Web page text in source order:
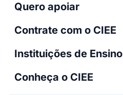
Quero apoiar
Contrate com o CIEE
Instituições de Ensino
Conheça o CIEE